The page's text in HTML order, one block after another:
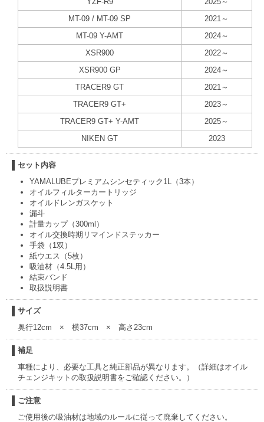
MT-09 / MT-09 SP
2021～
MT-09 Y-AMT
2024～
XSR900
2022～
XSR900 GP
2024～
TRACER9 GT
2021～
TRACER9 GT+
2023～
TRACER9 GT+ Y-AMT
2025～
NIKEN GT
2023
セット内容
YAMALUBEプレミアムシンセティック1L（3本）
オイルフィルターカートリッジ
オイルドレンガスケット
漏斗
計量カップ（300ml）
オイル交換時期リマインドステッカー
手袋（1双）
紙ウエス（5枚）
吸油材（4.5L用）
結束バンド
取扱説明書
サイズ
奥行12cm × 横37cm × 高さ23cm
補足
車種により、必要な工具と純正部品が異なります。（詳細はオイル
チェンジキットの取扱説明書をご確認ください。）
ご注意
ご使用後の吸油材は地域のルールに従って廃棄してください。